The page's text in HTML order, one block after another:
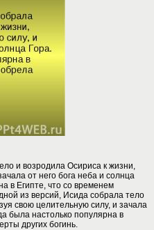
и возродила Осириса к жизни,
от него бога неба и солнца
в Египте, что со временем
из версий, Исида собрала тело
свою целительную силу, и зачала
была настолько популярна в
других богинь.